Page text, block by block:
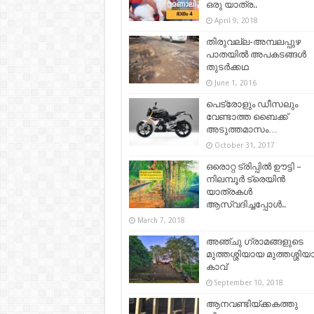
ഒരു യാത്ര..
April 9, 2018
തിരുവല്ല-അമ്പലപ്പുഴ
പാതയില്‍ അപകടങ്ങള്‍
തുടര്‍ക്കഥ
June 1, 2016
പെട്രോളും ഡീസലും
വേണ്ടാത്ത ബൈക്ക്
അടുത്തമാസം…
October 31, 2017
ഒരൊറ്റ ട്രിപ്പില്‍ ഊട്ടി –
നിലമ്പൂർ ട്രെയിൻ
യാത്രകൾ
ആസ്വദിച്ചപ്പോള്‍..
March 7, 2018
അഞ്ചു ഗ്രാമങ്ങളുടെ
മുത്തശ്ശിയായ
കാവ്
September 10, 2018
ആനവണ്ടിയ്ക്കകത്തു